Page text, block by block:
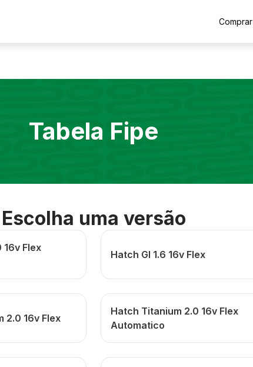
Comprar
Tabela Fipe
Escolha uma versão
16v Flex
Hatch Gl 1.6 16v Flex
2.0 16v Flex
Hatch Titanium 2.0 16v Flex
Automatico